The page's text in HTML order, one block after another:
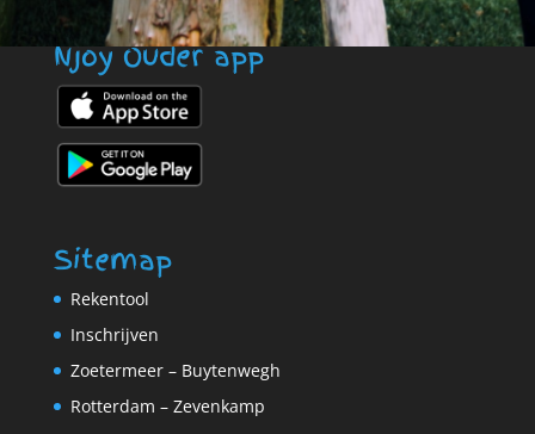
Njoy Ouder app
Sitemap
Rekentool
Inschrijven
Zoetermeer – Buytenwegh
Rotterdam – Zevenkamp